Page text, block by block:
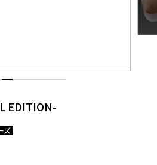
EDITION-
ズ